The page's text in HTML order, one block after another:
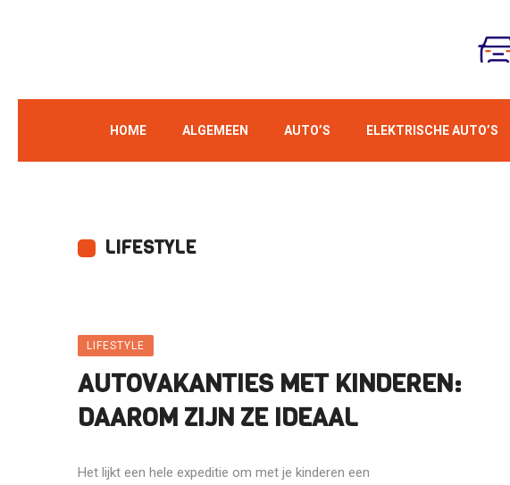
HOME ALGEMEEN AUTO’S ELEKTRISCHE AUTO’S
LIFESTYLE
LIFESTYLE
AUTOVAKANTIES MET KINDEREN:
DAAROM ZIJN ZE IDEAAL
Het lijkt een hele expeditie om met je kinderen een